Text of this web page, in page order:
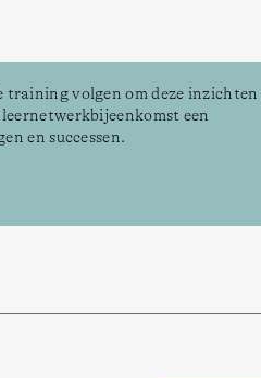
training volgen om deze inzichten
een
en successen.